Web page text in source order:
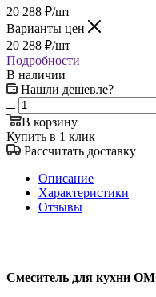
20 288 ₽/шт
Варианты цен
20 288 ₽/шт
Подробности
В наличии
Нашли дешевле?
В корзину
Купить в 1 клик
Рассчитать доставку
Описание
Характеристики
Отзывы
Смеситель для кухни